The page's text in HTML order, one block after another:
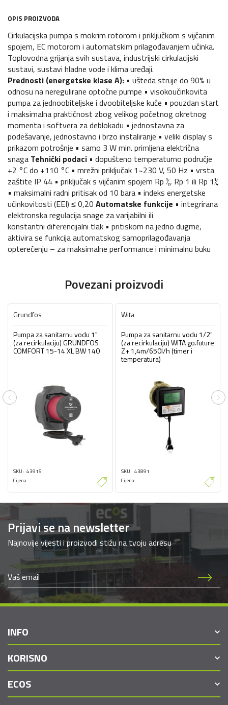
OPIS PROIZVODA
Cirkulacijska pumpa s mokrim rotorom i priključkom s vijčanim
spojem, EC motorom i automatskim prilagođavanjem učinka.
Toplovodna grijanja svih sustava, industrijski cirkulacijski
sustavi, sustavi hladne vode i klima uređaji.
Prednosti (energetske klase A): • ušteda struje do 90% u
odnosu na neregulirane optočne pumpe • visokoučinkovita
pumpa za jednoobiteljske i dvoobiteljske kuće • pouzdan start
i maksimalna praktičnost zbog velikog početnog okretnog
momenta i softvera za deblokadu • jednostavna za
podešavanje, jednostavno i brzo instaliranje • veliki display s
prikazom potrošnje • samo 3 W min. primljena električna
snaga Tehnički podaci • dopušteno temperaturno područje
+2 °C do +110 °C • mrežni priključak 1~230 V, 50 Hz • vrsta
zaštite IP 44 • priključak s vijčanim spojem Rp ½, Rp 1 ili Rp 1¼
• maksimalni radni pritisak od 10 bara • indeks energetske
učinkovitosti (EEI) ≤ 0,20 Automatske funkcije • integrirana
elektronska regulacija snage za varijabilni ili
konstantni diferencijalni tlak • pritiskom na jedno dugme,
aktivira se funkcija automatskog samoprilagođavanja
opterećenju – za maksimalne performance i minimalnu buku
Povezani proizvodi
Grundfos
Pumpa za sanitarnu vodu 1"
(za recirkulaciju) GRUNDFOS
COMFORT 15-14 XL BW 140
SKU 43915
Cijena
Wita
Pumpa za sanitarnu vodu 1/2"
(za recirkulaciju) WITA go.future
Z+ 1,4m/650l/h (timer i
temperatura)
SKU 43891
Cijena
Previous
Prijavi se na newsletter
Najnovije vijesti i proizvodi stižu na tvoju adresu
INFO
KORISNO
ECOS